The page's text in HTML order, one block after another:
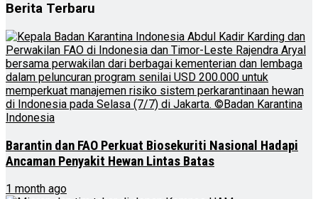
Berita Terbaru
Barantin dan FAO Perkuat Biosekuriti Nasional Hadapi
Ancaman Penyakit Hewan Lintas Batas
1 month ago